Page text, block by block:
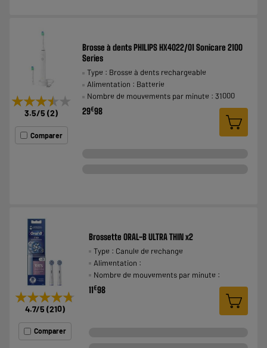
★★★★★
★★★★★
3.5/5 (2)
Comparer
Brosse à dents PHILIPS HX4022/01 Sonicare 2100
Series
Type : Brosse à dents rechargeable
Alimentation : Batterie
Nombre de mouvements par minute : 31000
29€98
★★★★★
★★★★★
4.7/5 (210)
Comparer
Brossette ORAL-B ULTRA THIN x2
Type : Canule de rechange
Alimentation :
Nombre de mouvements par minute :
11€98